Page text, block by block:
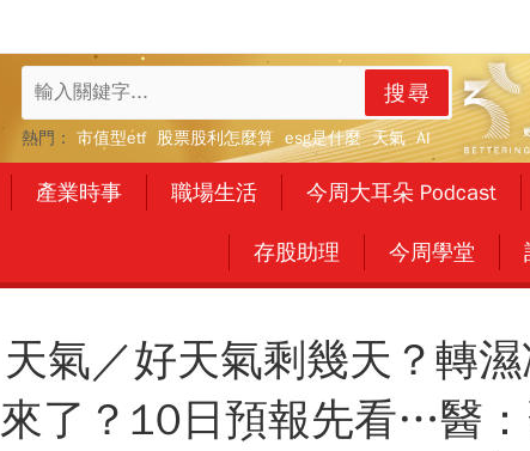
搜尋
熱門： 市值型etf 股票股利怎麼算 esg是什麼 天氣 AI
產業時事 職場生活 今周大耳朵 Podcast
存股助理 今周學堂
天氣／好天氣剩幾天？轉
來了？10日預報先看…醫